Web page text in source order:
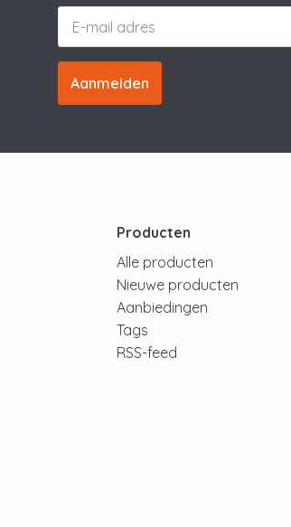
Aanmelden
Producten
Alle producten
Nieuwe producten
Aanbiedingen
Tags
RSS-feed